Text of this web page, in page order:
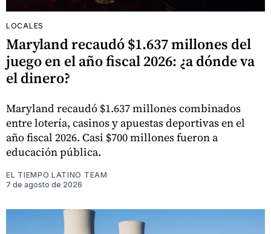
LOCALES
Maryland recaudó $1.637 millones del
juego en el año fiscal 2026: ¿a dónde va
el dinero?
Maryland recaudó $1.637 millones combinados
entre lotería, casinos y apuestas deportivas en el
año fiscal 2026. Casi $700 millones fueron a
educación pública.
EL TIEMPO LATINO TEAM
7 de agosto de 2026